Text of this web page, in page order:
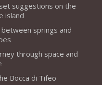
suggestions on the
island
between springs and
through space and
Bocca di Tifeo